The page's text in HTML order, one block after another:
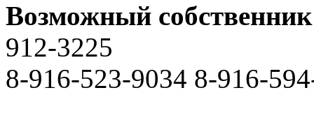
Возможный
912-3225
8-916-523-9034 8-916-